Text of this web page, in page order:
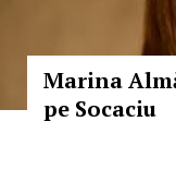
Marina
pe Socaciu